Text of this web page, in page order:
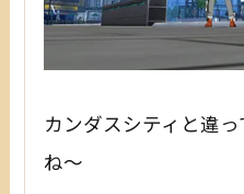
カンダスシティと違
ね～